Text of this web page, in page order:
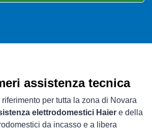
assistenza tecnica
riferimento per tutta la zona di Novara
elettrodomestici Haier e della
da incasso e a libera